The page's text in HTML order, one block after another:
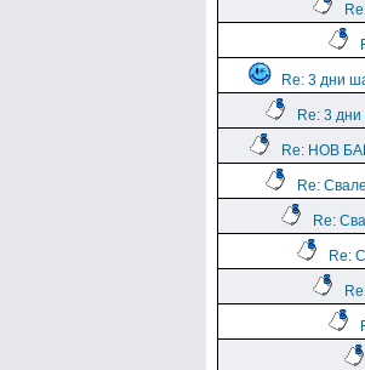
Re: 3 дни
Re: 3
Re: НОВ
Re:
Re:
Re: